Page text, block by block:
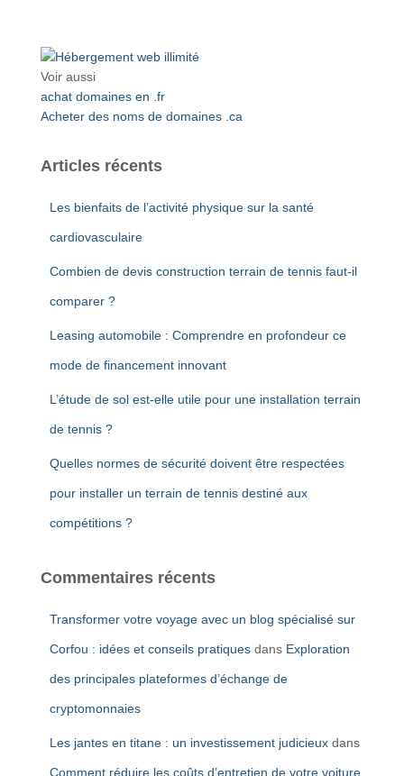
e
r
h
Voir aussi
achat domaines en .fr
Acheter des noms de domaines .ca
Articles récents
Les bienfaits de l’activité physique sur la santé
cardiovasculaire
Combien de devis construction terrain de tennis faut-il
comparer ?
Leasing automobile : Comprendre en profondeur ce
mode de financement innovant
L’étude de sol est-elle utile pour une installation terrain
de tennis ?
Quelles normes de sécurité doivent être respectées
pour installer un terrain de tennis destiné aux
compétitions ?
Commentaires récents
Transformer votre voyage avec un blog spécialisé sur
Corfou : idées et conseils pratiques dans Exploration
des principales plateformes d’échange de
cryptomonnaies
Les jantes en titane : un investissement judicieux dans
Comment réduire les coûts d’entretien de votre voiture